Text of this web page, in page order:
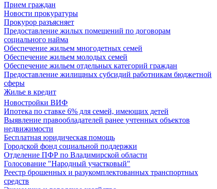
Прием граждан
Новости прокуратуры
Прокурор разъясняет
Предоставление жилых помещений по договорам
социального найма
Обеспечение жильем многодетных семей
Обеспечение жильем молодых семей
Обеспечение жильем отдельных категорий граждан
Предоставление жилищных субсидий работникам бюджетной
сферы
Жилье в кредит
Новостройки ВИФ
Ипотека по ставке 6% для семей, имеющих детей
Выявление правообладателей ранее учтенных объектов
недвижимости
Бесплатная юридическая помощь
Городской фонд социальной поддержки
Отделение ПФР по Владимирской области
Голосование "Народный участковый"
Реестр брошенных и разукомплектованных транспортных
средств